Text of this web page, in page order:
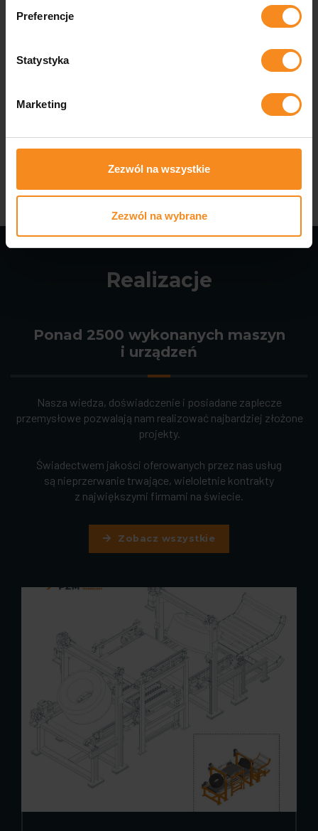
Preferencje
Statystyka
Marketing
Zezwól na wszystkie
Zezwól na wybrane
Klienta
zaawansowanych technologicznie projektów.
Realizacje
Ponad 2500 wykonanych maszyn
i urządzeń
Nasza wiedza, doświadczenie i posiadane zaplecze
przemysłowe pozwalają nam realizować najbardziej złożone
projekty.
Świadectwem jakości oferowanych przez nas usług
są nieprzerwanie trwające, wieloletnie kontrakty
z największymi firmami na świecie.
Zobacz wszystkie